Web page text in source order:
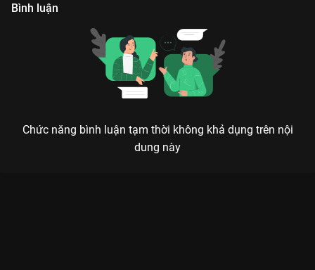
Bình luận
Chức năng bình luận tạm thời không khả dụng trên nội
dung này